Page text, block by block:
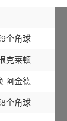
个角球
克莱顿
阿金德
个角球